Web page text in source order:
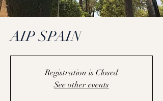
AIP SPAIN
Registration is Closed
See other events